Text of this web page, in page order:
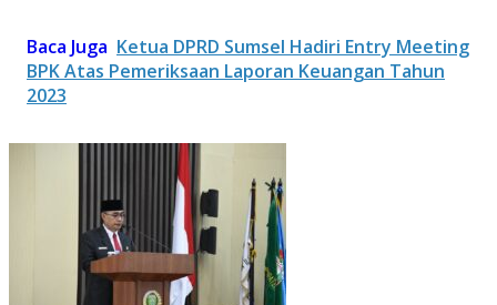
Baca Juga Ketua DPRD Sumsel Hadiri Entry Meeting
BPK Atas Pemeriksaan Laporan Keuangan Tahun
2023